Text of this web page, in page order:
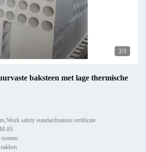
1/3
baksteen met lage thermische
safety standardization certificate
85
tonnen